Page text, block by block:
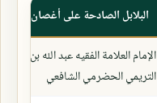
البلابل الصادحة على أغصان سورة
الإمام العلامة الفقيه عبد الله بن
التريمي الحضرمي الشافعي